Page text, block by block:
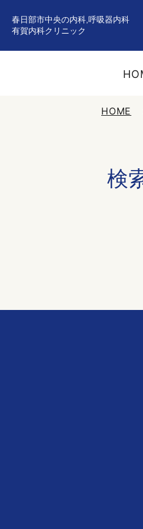
春日部市中央の内科,呼吸器内科
有賀内科クリニック
HOME
検